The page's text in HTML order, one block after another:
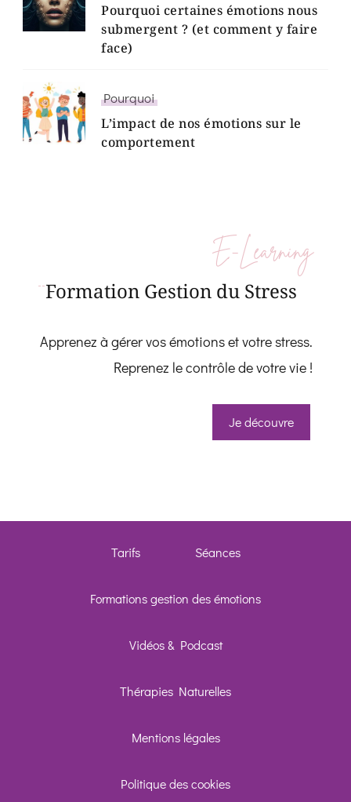
Pourquoi certaines émotions nous
submergent ? (et comment y faire
face)
Pourquoi
L’impact de nos émotions sur le
comportement
E-Learning
Formation Gestion du Stress
Apprenez à gérer vos émotions et votre stress.
Reprenez le contrôle de votre vie !
Je découvre
Tarifs Séances
Formations gestion des émotions
Vidéos & Podcast
Thérapies Naturelles
Mentions légales
Politique des cookies
Whatsapp